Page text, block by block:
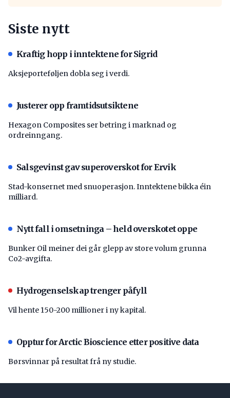
Siste nytt
Kraftig hopp i inntektene for Sigrid
Aksjeporteføljen dobla seg i verdi.
Justerer opp framtidsutsiktene
Hexagon Composites ser betring i marknad og
ordreinngang.
Salsgevinst gav superoverskot for Ervik
Stad-konsernet med snuoperasjon. Inntektene bikka éin
milliard.
Nytt fall i omsetninga – held overskotet oppe
Bunker Oil meiner dei går glepp av store volum grunna
Co2-avgifta.
Hydrogenselskap trenger påfyll
Vil hente 150-200 millioner i ny kapital.
Opptur for Arctic Bioscience etter positive data
Børsvinnar på resultat frå ny studie.